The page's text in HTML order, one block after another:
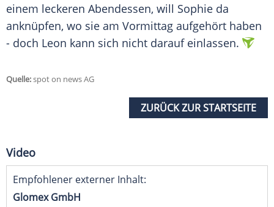
einem leckeren Abendessen, will Sophie da
anknüpfen, wo sie am Vormittag aufgehört haben
- doch Leon kann sich nicht darauf einlassen.
Quelle:spot on news AG
ZURÜCK ZUR STARTSEITE
Video
Empfohlener externer Inhalt:
Glomex GmbH